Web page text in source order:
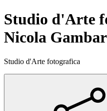
Studio d'Arte
Nicola
Studio d'Arte fotografica